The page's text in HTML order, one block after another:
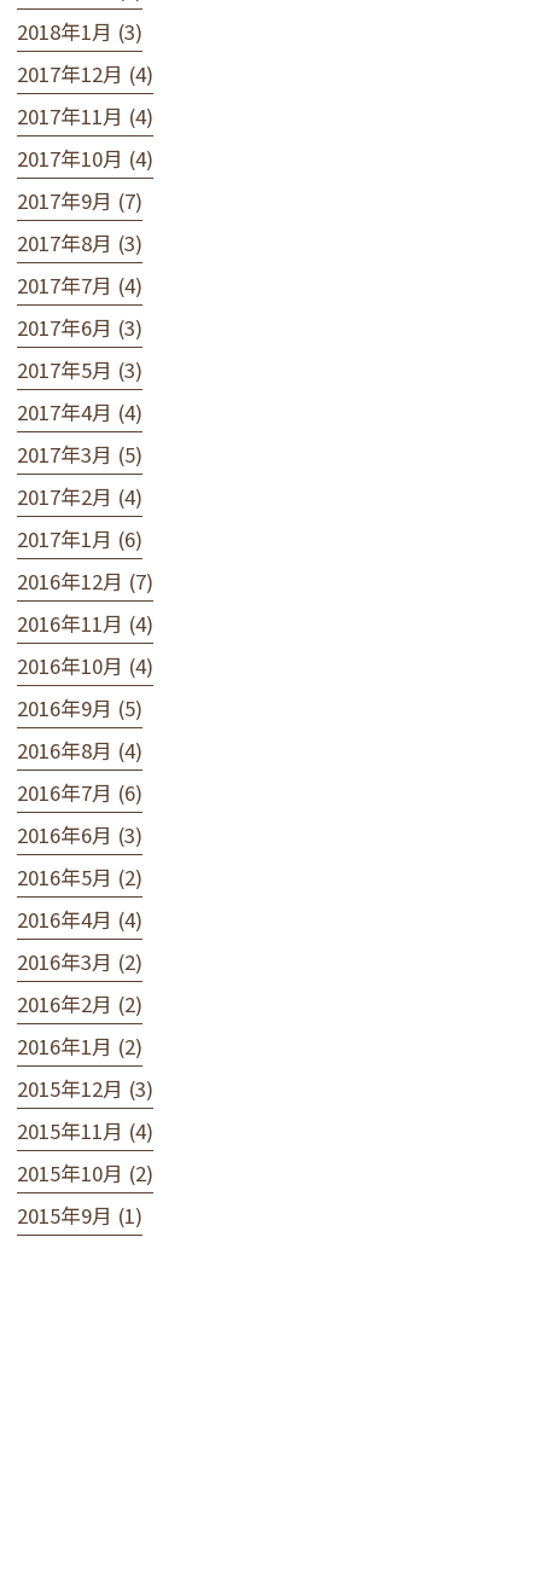
2018年1月 (3)
2017年12月 (4)
2017年11月 (4)
2017年10月 (4)
2017年9月 (7)
2017年8月 (3)
2017年7月 (4)
2017年6月 (3)
2017年5月 (3)
2017年4月 (4)
2017年3月 (5)
2017年2月 (4)
2017年1月 (6)
2016年12月 (7)
2016年11月 (4)
2016年10月 (4)
2016年9月 (5)
2016年8月 (4)
2016年7月 (6)
2016年6月 (3)
2016年5月 (2)
2016年4月 (4)
2016年3月 (2)
2016年2月 (2)
2016年1月 (2)
2015年12月 (3)
2015年11月 (4)
2015年10月 (2)
2015年9月 (1)